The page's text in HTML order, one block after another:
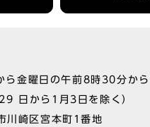
ら金曜日の午前8時30分か
日から1月3日を除く）
崎区宮本町1番地